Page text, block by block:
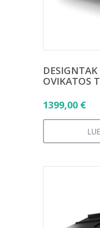
OVIKATOS
1399,00 €